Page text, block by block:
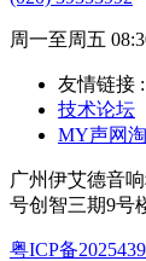
周一至周五
友情链接 :
技术论坛
MY声网
广州伊艾德音
号创智三期9号
粤ICP备